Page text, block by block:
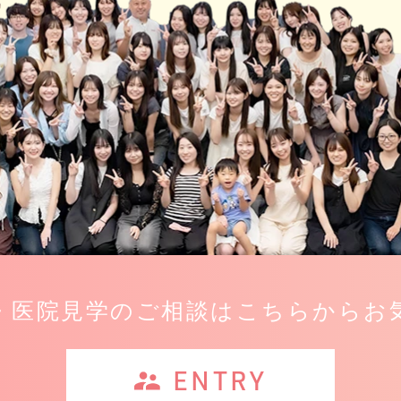
医院見学のご相談は こちらからお
ENTRY